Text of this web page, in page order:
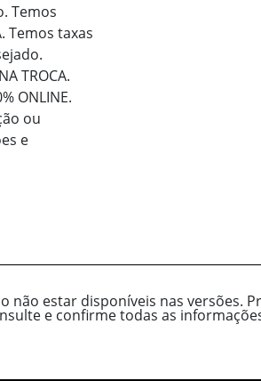
Temos
Temos taxas
TROCA.
ONLINE.
ou
e
estar disponíveis nas versões.
e confirme todas as